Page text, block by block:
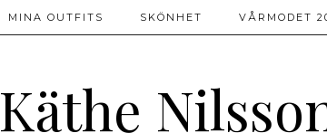
Käthe
MINA OUTFITS SKÖNHET VÅRMODET